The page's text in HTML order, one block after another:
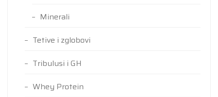
Minerali
Tetive i zglobovi
Tribulusi i GH
Whey Protein